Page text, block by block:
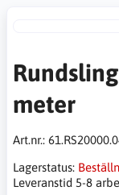
meter
Art.nr.:
Lagerstatus:
Leveranstid 5-8